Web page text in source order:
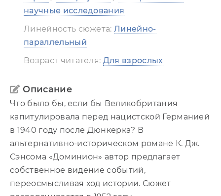
научные исследования
Линейность сюжета:Линейно-
параллельный
Возраст читателя: Для взрослых
Описание
Что было бы, если бы Великобритания
капитулировала перед нацистской Германией
в 1940 году после Дюнкерка? В
альтернативно-историческом романе К. Дж.
Сэнсома «Доминион» автор предлагает
собственное видение событий,
переосмысливая ход истории. Сюжет